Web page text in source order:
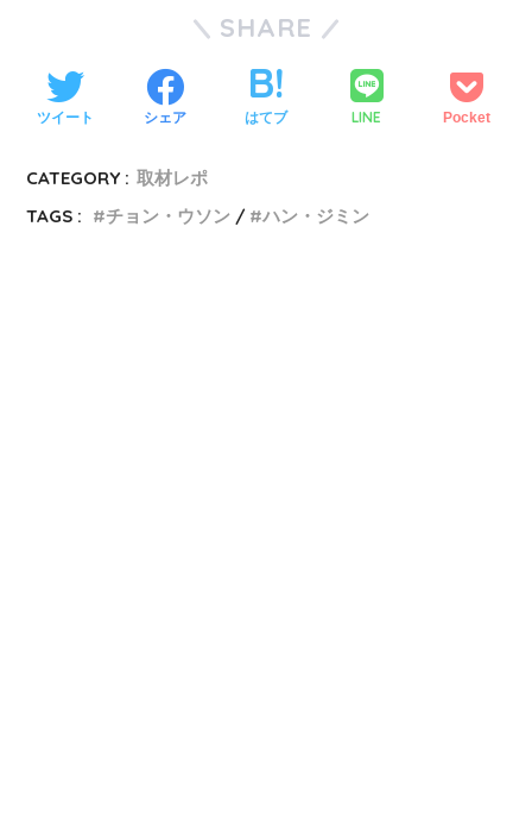
SHARE
ツイート シェア はてブ LINE Pocket
CATEGORY : 取材レポ
TAGS :
チョン・ウソン ハン・ジミン